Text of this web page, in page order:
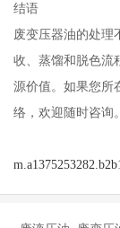
结语
废变压器油的处理
收、蒸馏和脱色流
源价值。如果您所
络，欢迎随时咨询